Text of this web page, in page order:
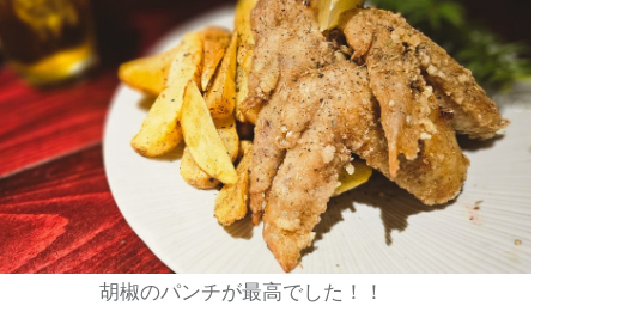
胡椒のパンチが最高でした！！